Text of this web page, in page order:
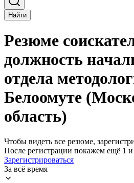
Найти
Резюме
должность
отдела
Белоомуте
область)
Чтобы видеть все резюме,
После регистрации покажем ещё 1
Зарегистрироваться
За всё время